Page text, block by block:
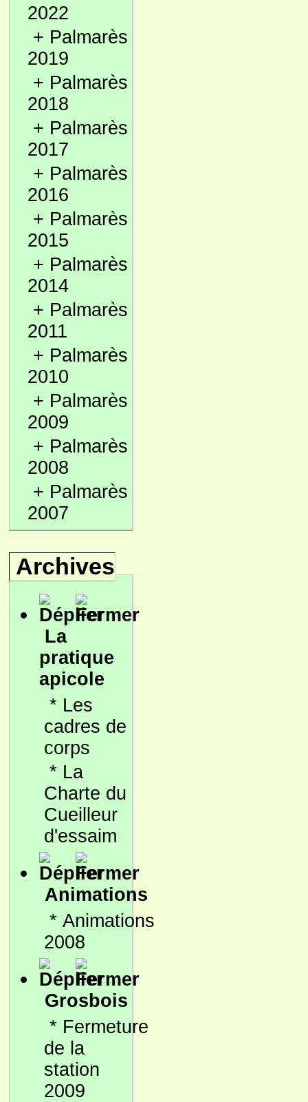
2022
+ Palmarès
2019
+ Palmarès
2018
+ Palmarès
2017
+ Palmarès
2016
+ Palmarès
2015
+ Palmarès
2014
+ Palmarès
2011
+ Palmarès
2010
+ Palmarès
2009
+ Palmarès
2008
+ Palmarès
2007
Archives
La
pratique
apicole
* Les
cadres de
corps
* La
Charte du
Cueilleur
d'essaim
Animations
* Animations
2008
Grosbois
* Fermeture
de la
station
2009